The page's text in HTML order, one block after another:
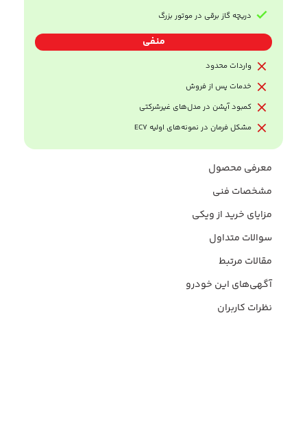
دریچه گاز برقی در موتور بزرگ
منفی
واردات محدود
خدمات پس از فروش
کمبود آپشن در مدل‌های غیرشرکتی
مشکل فرمان در نمونه‌های اولیه EC7
معرفی محصول
مشخصات فنی
مزایای خرید از ویکی
سوالات متداول
مقالات مرتبط
آگهی‌های این خودرو
نظرات کاربران